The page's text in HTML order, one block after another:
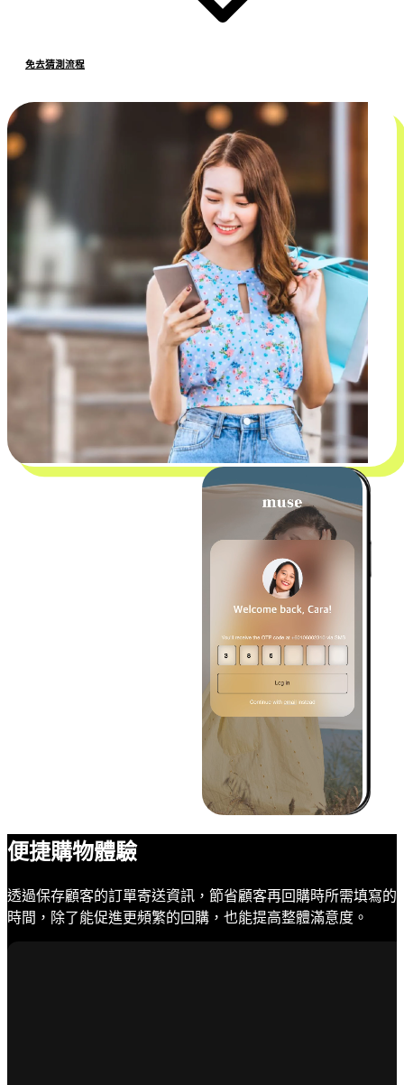
免去猜測流程
便捷購物體驗
透過保存顧客的訂單寄送資訊，節省顧客再回購時所需填寫的
時間，除了能促進更頻繁的回購，也能提高整體滿意度。